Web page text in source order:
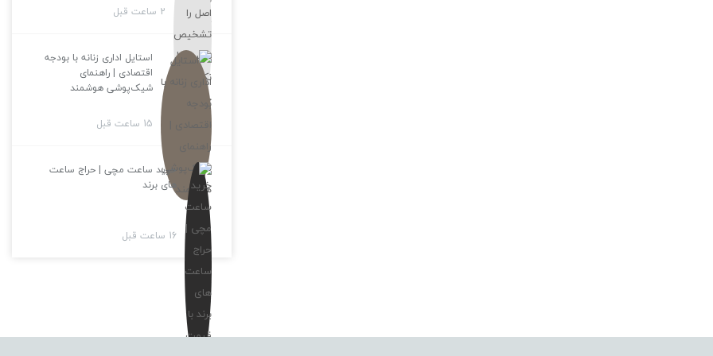
2 ساعت قبل
استایل اداری زنانه با بودجه
اقتصادی | راهنمای
شیک‌پوشی هوشمند
15 ساعت قبل
خرید ساعت مچی | حراج ساعت
های برند
16 ساعت قبل